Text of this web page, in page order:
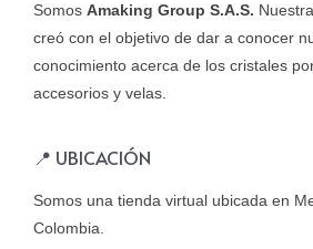
Somos Amaking Group S.A.S.
creó con el objetivo de dar a conocer
conocimiento acerca de los cristales
accesorios y velas.
📍 UBICACIÓN
Somos una tienda virtual ubicada en
Colombia.